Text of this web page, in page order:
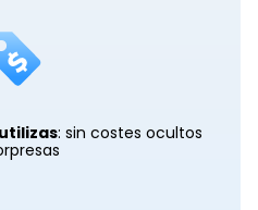
: sin costes ocultos